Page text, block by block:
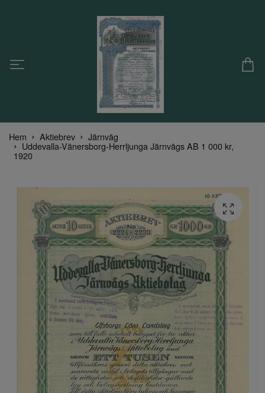
Hem Aktiebrev Järnväg
Uddevalla-Vänersborg-Herrljunga Järnvägs AB 1 000 kr,
1920